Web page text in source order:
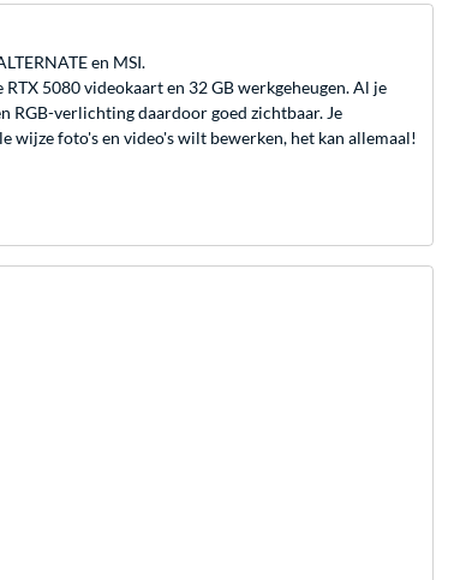
en MSI.
5080 videokaart en 32 GB werkgeheugen. Al je
RGB-verlichting daardoor goed zichtbaar. Je
wijze foto's en video's wilt bewerken, het kan allemaal!